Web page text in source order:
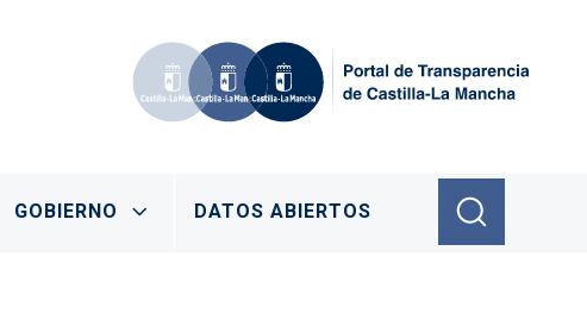
GOBIERNO DATOS ABIERTOS